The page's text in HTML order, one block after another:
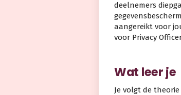
deelnemers
aangereikt voor
voor Privacy
Wat leer je
Je volgt de